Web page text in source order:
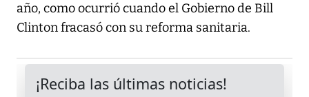
año, como ocurrió cuando el Gobierno de Bill
Clinton fracasó con su reforma sanitaria.